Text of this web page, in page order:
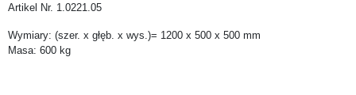
Artikel Nr. 1.0221.05
Wymiary: (szer. x głęb. x wys.)= 1200 x 500 x 500 mm
Masa: 600 kg